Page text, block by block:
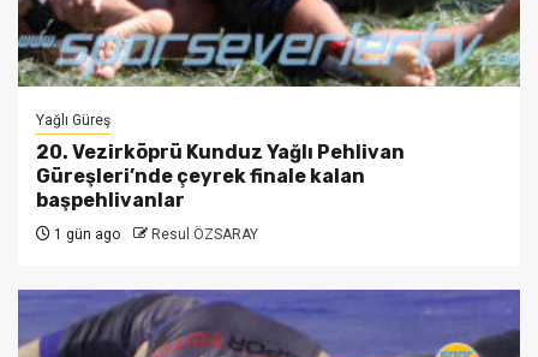
Yağlı Güreş
20. Vezirköprü Kunduz Yağlı Pehlivan
Güreşleri’nde çeyrek finale kalan
başpehlivanlar
1 gün ago Resul ÖZSARAY